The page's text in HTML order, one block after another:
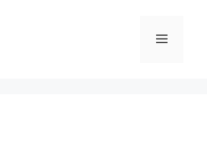
Menu